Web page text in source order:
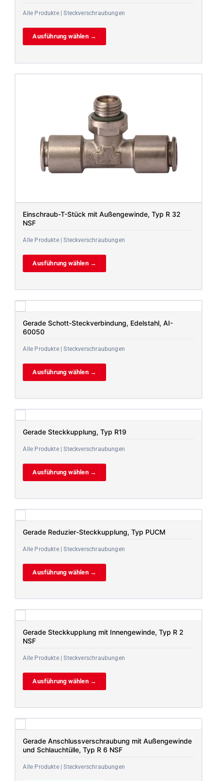
Alle Produkte | Steckverschraubungen
Ausführung wählen →
Einschraub-T-Stück mit Außengewinde, Typ R 32
NSF
Alle Produkte | Steckverschraubungen
Ausführung wählen →
Gerade Schott-Steckverbindung, Edelstahl, AI-
60050
Alle Produkte | Steckverschraubungen
Ausführung wählen →
Gerade Steckkupplung, Typ R19
Alle Produkte | Steckverschraubungen
Ausführung wählen →
Gerade Reduzier-Steckkupplung, Typ PUCM
Alle Produkte | Steckverschraubungen
Ausführung wählen →
Gerade Steckkupplung mit Innengewinde, Typ R 2
NSF
Alle Produkte | Steckverschraubungen
Ausführung wählen →
Gerade Anschlussverschraubung mit Außengewinde
und Schlauchtülle, Typ R 6 NSF
Alle Produkte | Steckverschraubungen